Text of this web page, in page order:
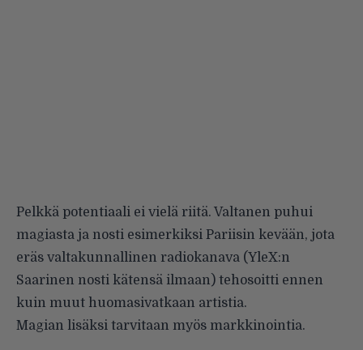
Pelkkä potentiaali ei vielä riitä. Valtanen puhui
magiasta ja nosti esimerkiksi Pariisin kevään, jota
eräs valtakunnallinen radiokanava (YleX:n
Saarinen nosti kätensä ilmaan) tehosoitti ennen
kuin muut huomasivatkaan artistia.
Magian lisäksi tarvitaan myös markkinointia.